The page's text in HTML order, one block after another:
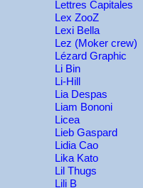
Lettres Capitales
Lex ZooZ
Lexi Bella
Lez (Moker crew)
Lézard Graphic
Li Bin
Li-Hill
Lia Despas
Liam Bononi
Licea
Lieb Gaspard
Lidia Cao
Lika Kato
Lil Thugs
Lili B